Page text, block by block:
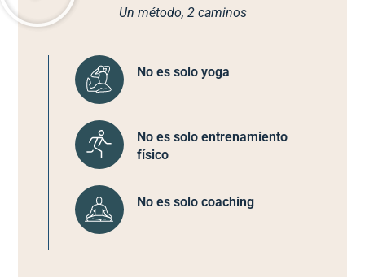
Un método, 2 caminos
No es solo yoga
No es solo entrenamiento
físico
No es solo coaching